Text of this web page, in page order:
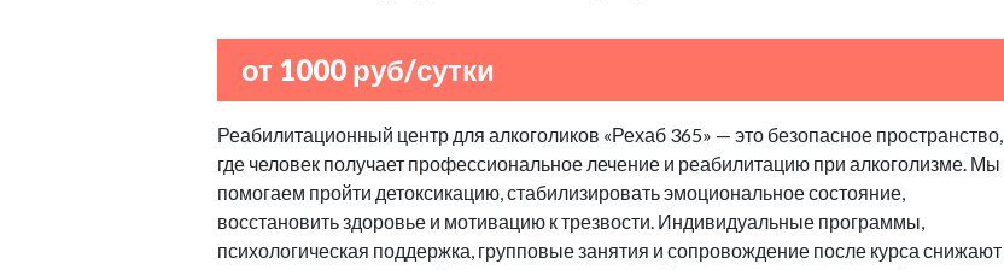
от 1000 руб/сутки
Реабилитационный центр для алкоголиков «Рехаб 365» — это безопасное пространство,
где человек получает профессиональное лечение и реабилитацию при алкоголизме. Мы
помогаем пройти детоксикацию, стабилизировать эмоциональное состояние,
восстановить здоровье и мотивацию к трезвости. Индивидуальные программы,
психологическая поддержка, групповые занятия и сопровождение после курса снижают